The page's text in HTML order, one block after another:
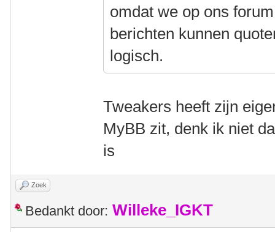
omdat we op ons
berichten kunnen
logisch.
Tweakers heeft zijn
MyBB zit, denk ik niet
is
Zoek
Bedankt door: Willeke_IGKT